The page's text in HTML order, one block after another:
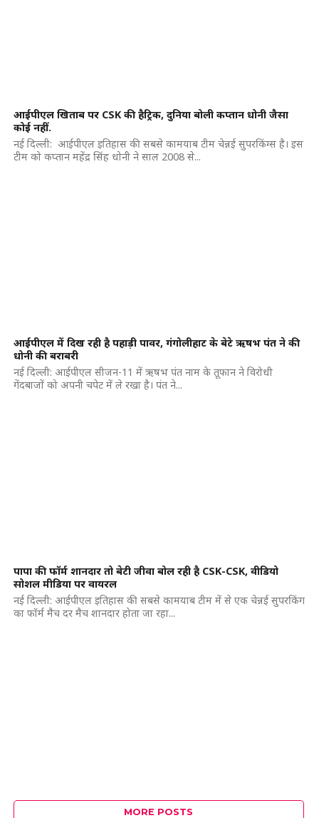
आईपीएल खिताब पर CSK की हैट्रिक, दुनिया बोली कप्तान धोनी जैसा
कोई नहीं..
नई दिल्ली: आईपीएल इतिहास की सबसे कामयाब टीम चेन्नई सुपरकिंग्स है। इस
टीम को कप्तान महेंद्र सिंह धोनी ने साल 2008 से...
आईपीएल में दिख रही है पहाड़ी पावर, गंगोलीहाट के बेटे ऋषभ पंत ने की
धोनी की बराबरी
नई दिल्ली: आईपीएल सीजन-11 में ऋषभ पंत नाम के तूफान ने विरोधी
गेंदबाजों को अपनी चपेट में ले रखा है। पंत ने...
पापा की फॉर्म शानदार तो बेटी जीवा बोल रही है CSK-CSK, वीडियो
सोशल मीडिया पर वायरल
नई दिल्ली: आईपीएल इतिहास की सबसे कामयाब टीम में से एक चेन्नई सुपरकिंग
का फॉर्म मैच दर मैच शानदार होता जा रहा...
MORE POSTS